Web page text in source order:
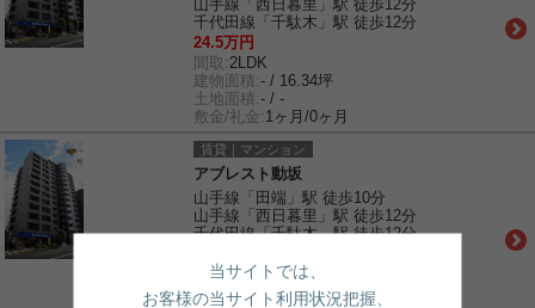
山手線「西日暮里」駅 徒歩12分
千代田線「千駄木」駅 徒歩12分
24.5万円
間取: 2LDK
建物面積:- / 16.34坪
土地面積:- / -
敷金/礼金: 1ヶ月/0ヶ月
賃貸｜マンション
アブレスト動坂
山手線「田端」駅 徒歩10分
山手線「西日暮里」駅 徒歩12分
千代田線「千駄木」駅 徒歩12分
間取:2LDK
建物面積: - / 16.34坪
当サイトでは、
お客様の当サイト利用状況把握、